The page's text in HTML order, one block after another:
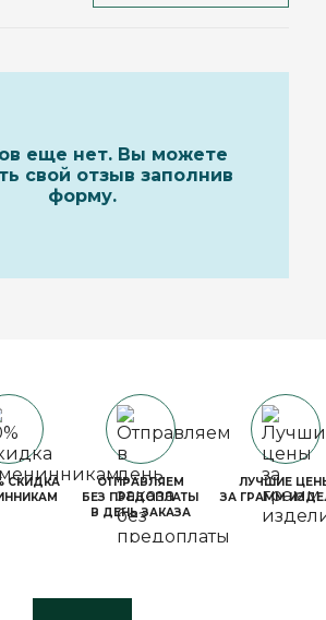
еще нет. Вы можете
свой отзыв заполнив
форму.
СКИДКА
ОТПРАВЛЯЕМ
БЕЗ ПРЕДОПЛАТЫ
В ДЕНЬ ЗАКАЗА
ЛУЧШИЕ
ЗА ГРАММ